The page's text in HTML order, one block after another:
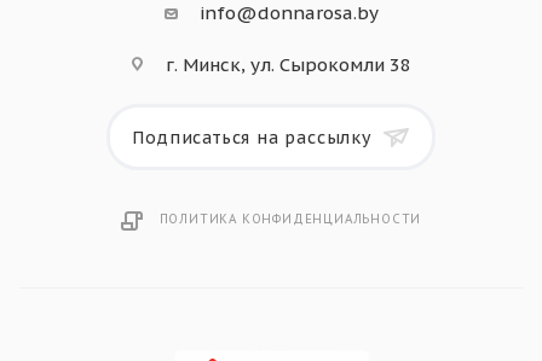
info@donnarosa.by
г. Минск, ул. Сырокомли 38
Подписаться на рассылку
ПОЛИТИКА КОНФИДЕНЦИАЛЬНОСТИ